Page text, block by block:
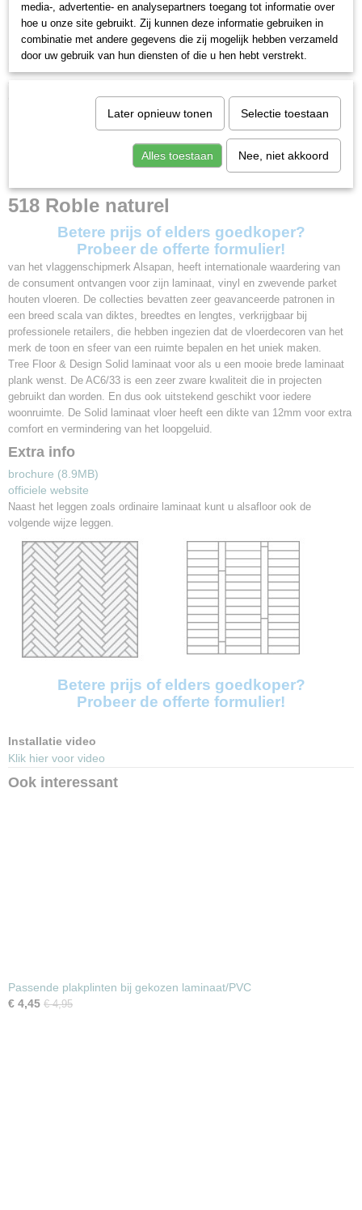
Levertijd 3 tot 5 dagen
Specificaties
Afmetingen (l,b,h)
518 Roble naturel
Betere prijs of elders goedkoper?
Probeer de offerte formulier!
van het vlaggenschipmerk Alsapan, heeft internationale waardering van
de consument ontvangen voor zijn laminaat, vinyl en zwevende parket
houten vloeren. De collecties bevatten zeer geavanceerde patronen in
een breed scala van diktes, breedtes en lengtes, verkrijgbaar bij
professionele retailers, die hebben ingezien dat de vloerdecoren van het
merk de toon en sfeer van een ruimte bepalen en het uniek maken.
Tree Floor & Design Solid laminaat voor als u een mooie brede laminaat
plank wenst. De AC6/33 is een zeer zware kwaliteit die in projecten
gebruikt dan worden. En dus ook uitstekend geschikt voor iedere
woonruimte. De Solid laminaat vloer heeft een dikte van 12mm voor extra
comfort en vermindering van het loopgeluid.
Extra info
brochure (8.9MB)
officiele website
Naast het leggen zoals ordinaire laminaat kunt u alsafloor ook de
volgende wijze leggen.
Betere prijs of elders goedkoper?
Probeer de offerte formulier!
Installatie video
Klik hier voor video
Ook interessant
Passende plakplinten bij gekozen laminaat/PVC
€ 4,45 € 4,95
media-, advertentie- en analysepartners toegang tot informatie over
hoe u onze site gebruikt. Zij kunnen deze informatie gebruiken in
combinatie met andere gegevens die zij mogelijk hebben verzameld
door uw gebruik van hun diensten of die u hen hebt verstrekt.
Later opnieuw tonen Selectie toestaan
Alles toestaan Nee, niet akkoord